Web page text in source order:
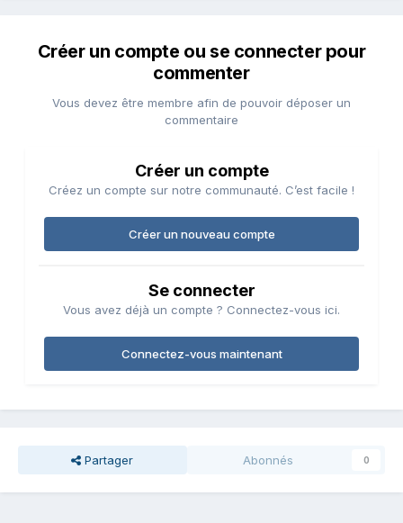
Créer un compte ou se connecter pour
commenter
Vous devez être membre afin de pouvoir déposer un
commentaire
Créer un compte
Créez un compte sur notre communauté. C’est facile !
Créer un nouveau compte
Se connecter
Vous avez déjà un compte ? Connectez-vous ici.
Connectez-vous maintenant
Partager Abonnés 0